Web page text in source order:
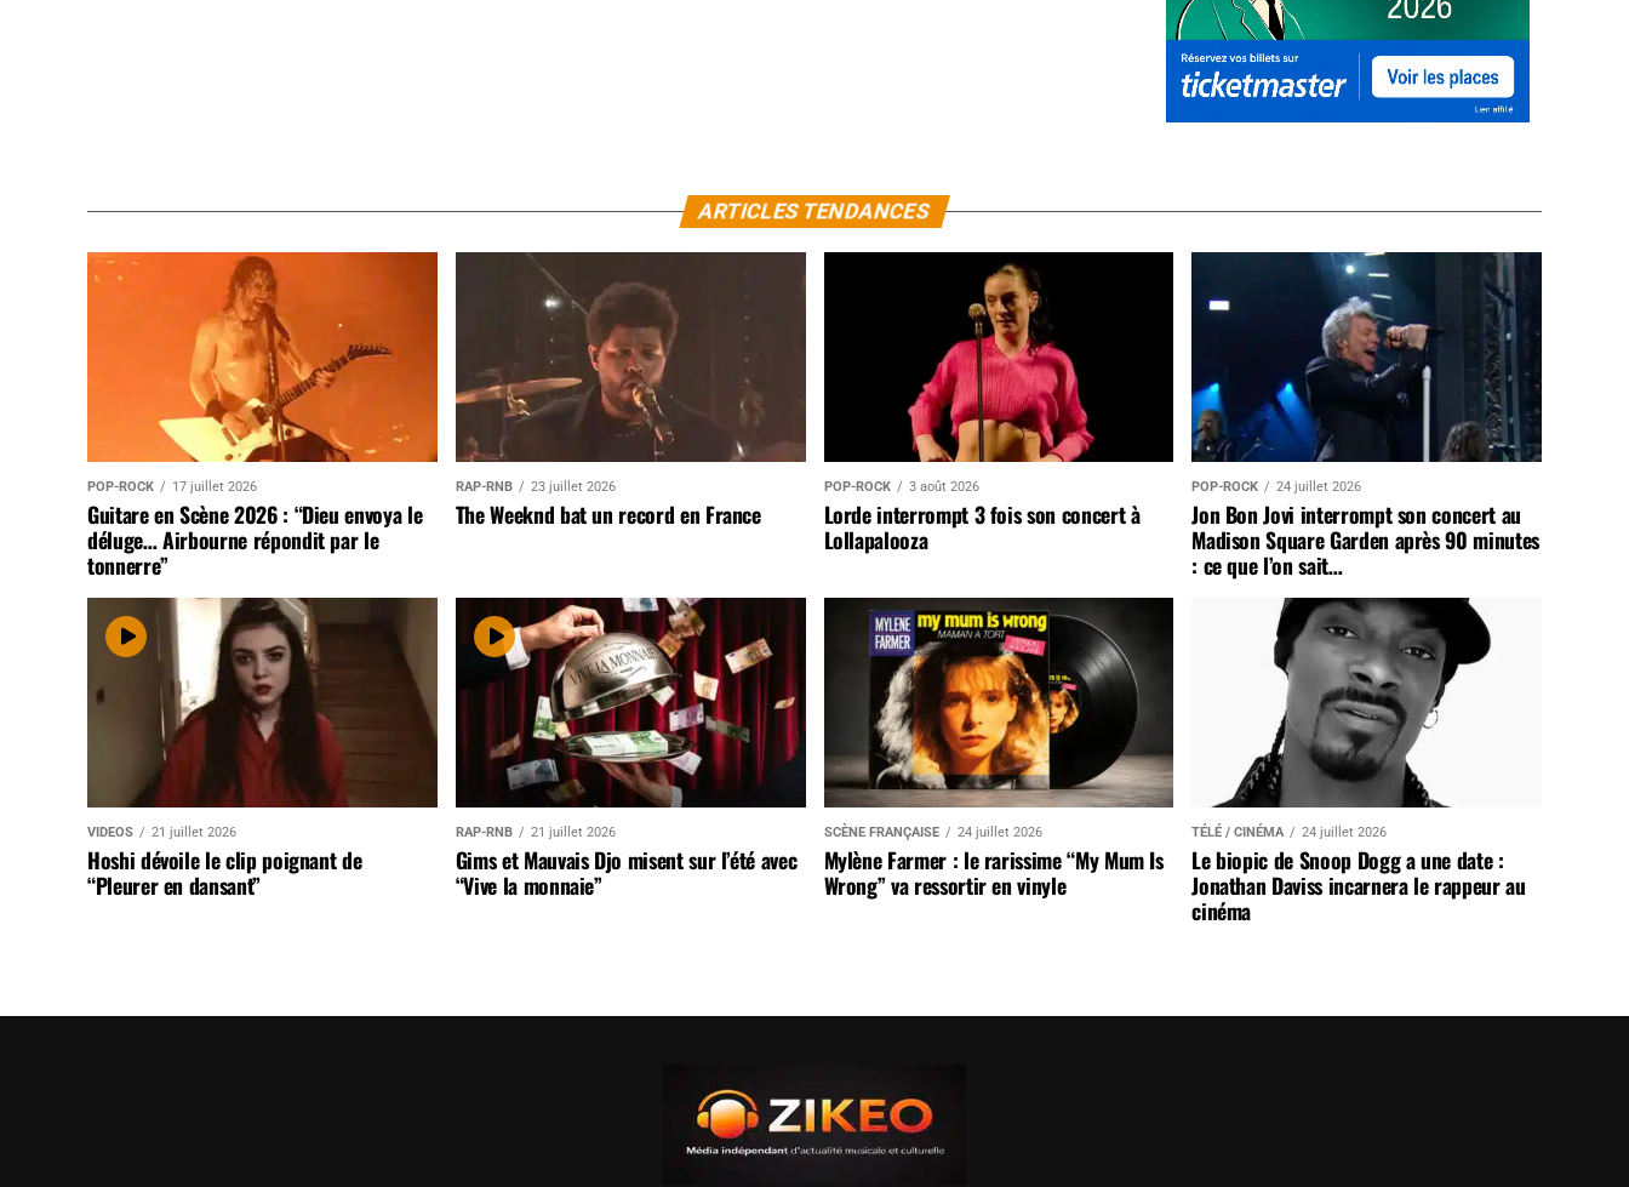
ARTICLES TENDANCES
POP-ROCK 17 juillet 2026
Guitare en Scène 2026 : “Dieu envoya le
déluge… Airbourne répondit par le
tonnerre”
RAP-RNB 23 juillet 2026
The Weeknd bat un record en France
POP-ROCK 3 août 2026
Lorde interrompt 3 fois son concert à
Lollapalooza
POP-ROCK 24 juillet 2026
Jon Bon Jovi interrompt son concert au
Madison Square Garden après 90 minutes
: ce que l’on sait…
VIDEOS 21 juillet 2026
Hoshi dévoile le clip poignant de
“Pleurer en dansant”
RAP-RNB 21 juillet 2026
Gims et Mauvais Djo misent sur l’été avec
“Vive la monnaie”
SCÈNE FRANÇAISE 24 juillet 2026
Mylène Farmer : le rarissime “My Mum Is
Wrong” va ressortir en vinyle
TÉLÉ / CINÉMA 24 juillet 2026
Le biopic de Snoop Dogg a une date :
Jonathan Daviss incarnera le rappeur au
cinéma